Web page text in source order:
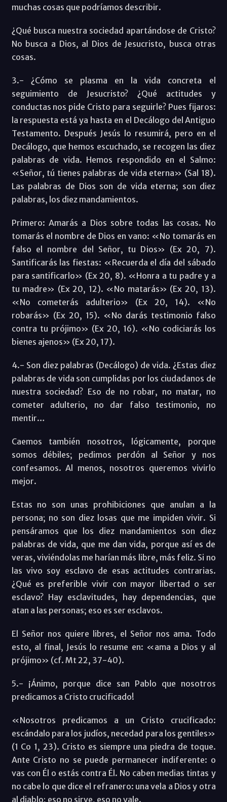
muchas cosas que podríamos describir.
¿Qué busca nuestra sociedad apartándose de Cristo?
No busca a Dios, al Dios de Jesucristo, busca otras
cosas.
3.- ¿Cómo se plasma en la vida concreta el
seguimiento de Jesucristo? ¿Qué actitudes y
conductas nos pide Cristo para seguirle? Pues fijaros:
la respuesta está ya hasta en el Decálogo del Antiguo
Testamento. Después Jesús lo resumirá, pero en el
Decálogo, que hemos escuchado, se recogen las diez
palabras de vida. Hemos respondido en el Salmo:
«Señor, tú tienes palabras de vida eterna» (Sal 18).
Las palabras de Dios son de vida eterna; son diez
palabras, los diez mandamientos.
Primero: Amarás a Dios sobre todas las cosas. No
tomarás el nombre de Dios en vano: «No tomarás en
falso el nombre del Señor, tu Dios» (Ex 20, 7).
Santificarás las fiestas: «Recuerda el día del sábado
para santificarlo» (Ex 20, 8). «Honra a tu padre y a
tu madre» (Ex 20, 12). «No matarás» (Ex 20, 13).
«No cometerás adulterio» (Ex 20, 14). «No
robarás» (Ex 20, 15). «No darás testimonio falso
contra tu prójimo» (Ex 20, 16). «No codiciarás los
bienes ajenos» (Ex 20, 17).
4.- Son diez palabras (Decálogo) de vida. ¿Estas diez
palabras de vida son cumplidas por los ciudadanos de
nuestra sociedad? Eso de no robar, no matar, no
cometer adulterio, no dar falso testimonio, no
mentir…
Caemos también nosotros, lógicamente, porque
somos débiles; pedimos perdón al Señor y nos
confesamos. Al menos, nosotros queremos vivirlo
mejor.
Estas no son unas prohibiciones que anulan a la
persona; no son diez losas que me impiden vivir. Si
pensáramos que los diez mandamientos son diez
palabras de vida, que me dan vida, porque así es de
veras, viviéndolas me harían más libre, más feliz. Si no
las vivo soy esclavo de esas actitudes contrarias.
¿Qué es preferible vivir con mayor libertad o ser
esclavo? Hay esclavitudes, hay dependencias, que
atan a las personas; eso es ser esclavos.
El Señor nos quiere libres, el Señor nos ama. Todo
esto, al final, Jesús lo resume en: «ama a Dios y al
prójimo» (cf. Mt 22, 37-40).
5.- ¡Ánimo, porque dice san Pablo que nosotros
predicamos a Cristo crucificado!
«Nosotros predicamos a un Cristo crucificado:
escándalo para los judíos, necedad para los gentiles»
(1 Co 1, 23). Cristo es siempre una piedra de toque.
Ante Cristo no se puede permanecer indiferente: o
vas con Él o estás contra Él. No caben medias tintas y
no cabe lo que dice el refranero: una vela a Dios y otra
al diablo; eso no sirve, eso no vale.